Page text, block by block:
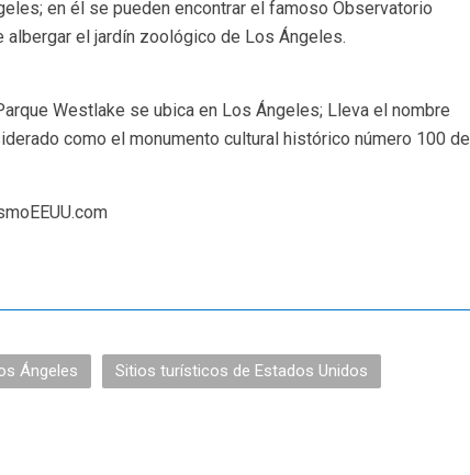
en él se pueden encontrar el famoso Observatorio
albergar el jardín zoológico de Los Ángeles.
Westlake se ubica en Los Ángeles; Lleva el nombre
como el monumento cultural histórico número 100 de
Ángeles Sitios turísticos de Estados Unidos